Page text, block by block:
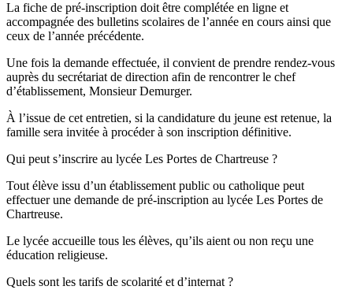
La fiche de pré-inscription doit être complétée en ligne et
accompagnée des bulletins scolaires de l’année en cours ainsi que
ceux de l’année précédente.
Une fois la demande effectuée, il convient de prendre rendez-vous
auprès du secrétariat de direction afin de rencontrer le chef
d’établissement, Monsieur Demurger.
À l’issue de cet entretien, si la candidature du jeune est retenue, la
famille sera invitée à procéder à son inscription définitive.
Qui peut s’inscrire au lycée Les Portes de Chartreuse ?
Tout élève issu d’un établissement public ou catholique peut
effectuer une demande de pré-inscription au lycée Les Portes de
Chartreuse.
Le lycée accueille tous les élèves, qu’ils aient ou non reçu une
éducation religieuse.
Quels sont les tarifs de scolarité et d’internat ?